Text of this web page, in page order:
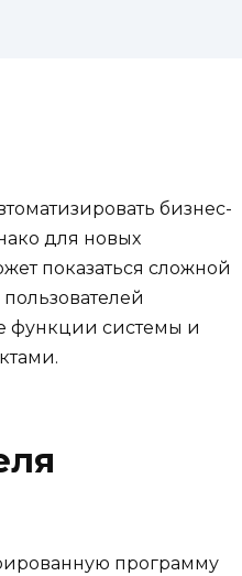
бизнес-
для новых
показаться сложной
функции системы и
программу